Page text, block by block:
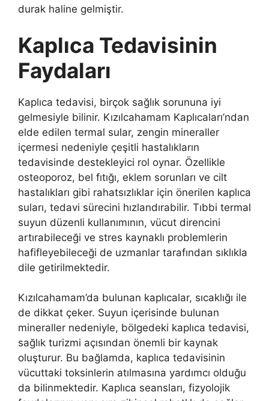
durak haline gelmiştir.
Kaplıca Tedavisinin
Faydaları
Kaplıca tedavisi, birçok sağlık sorununa iyi
gelmesiyle bilinir. Kızılcahamam Kaplıcaları’ndan
elde edilen termal sular, zengin mineraller
içermesi nedeniyle çeşitli hastalıkların
tedavisinde destekleyici rol oynar. Özellikle
osteoporoz, bel fıtığı, eklem sorunları ve cilt
hastalıkları gibi rahatsızlıklar için önerilen kaplıca
suları, tedavi sürecini hızlandırabilir. Tıbbi termal
suyun düzenli kullanımının, vücut direncini
artırabileceği ve stres kaynaklı problemlerin
hafifleyebileceği de uzmanlar tarafından sıklıkla
dile getirilmektedir.
Kızılcahamam’da bulunan kaplıcalar, sıcaklığı ile
de dikkat çeker. Suyun içerisinde bulunan
mineraller nedeniyle, bölgedeki kaplıca tedavisi,
sağlık turizmi açısından önemli bir kaynak
oluşturur. Bu bağlamda, kaplıca tedavisinin
vücuttaki toksinlerin atılmasına yardımcı olduğu
da bilinmektedir. Kaplıca seansları, fizyolojik